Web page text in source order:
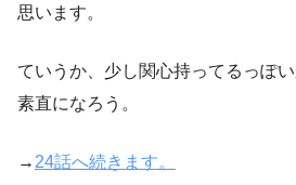
思います。
ていうか、少し関心持ってるっぽ
素直になろう。
→ 24話へ続きます。